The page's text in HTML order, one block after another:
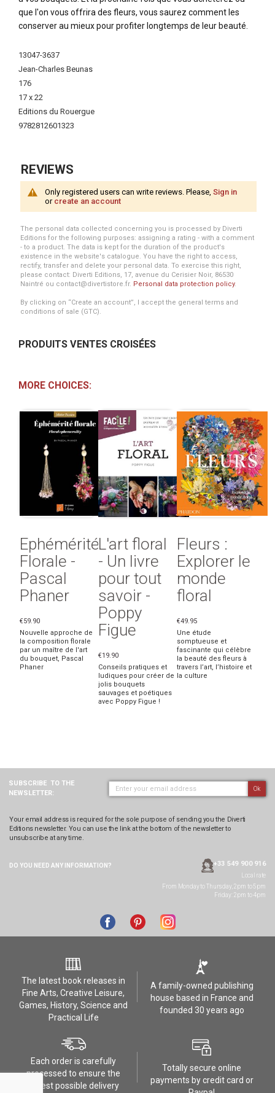
que l'on vous offrira des fleurs, vous saurez comment les
conserver au mieux pour profiter longtemps de leur beauté.
More
Information
13047-3637
Jean-Charles Beunas
176
17 x 22
Editions du Rouergue
9782812601323
REVIEWS
Only registered users can write reviews. Please, Sign in
or create an account
The personal data collected concerning you is processed by Diverti
Editions for the following purposes: assigning a rating - with a comment
- to a product. The data is kept for the duration of the product's
existence in the website's catalogue. You have the right to access,
rectify, transfer and delete your personal data. To exercise this right,
please contact: Diverti Editions, 17, avenue du Cerisier Noir, 86530
Naintré ou contact@divertistore.fr. Personal data protection policy.
By clicking on “Create an account”, I accept the general terms and
conditions of sale (GTC).
PRODUITS VENTES CROISÉES
MORE CHOICES:
Ephémérité
Florale -
Pascal
Phaner
€59.90
Nouvelle approche de
la composition florale
par un maître de l'art
du bouquet, Pascal
Phaner
L'art floral
- Un livre
pour tout
savoir -
Poppy
Figue
€19.90
Conseils pratiques et
ludiques pour créer de
jolis bouquets
sauvages et poétiques
avec Poppy Figue !
Fleurs :
Explorer le
monde
floral
€49.95
Une étude
somptueuse et
fascinante qui célèbre
la beauté des fleurs à
travers l’art, l’histoire et
la culture
SUBSCRIBE TO THE
NEWSLETTER:
Ok
Your email address is required for the sole purpose of sending you the Diverti
Editions newsletter. You can use the link at the bottom of the newsletter to
unsubscribe at any time.
DO YOU NEED ANY INFORMATION? +33 549 900 916
Local rate
From Monday to Thursday, 2pm to 5pm
Friday: 2pm to 4pm
The latest book releases in
Fine Arts, Creative Leisure,
Games, History, Science and
Practical Life
A family-owned publishing
house based in France and
founded 30 years ago
Each order is carefully
processed to ensure the
safest possible delivery
Totally secure online
payments by credit card or